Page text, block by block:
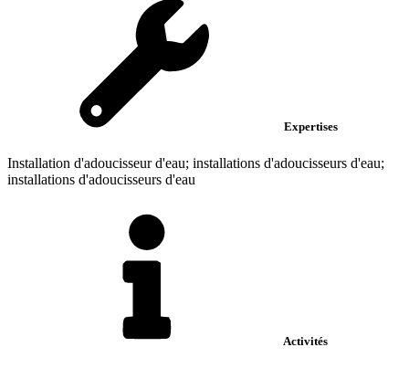
Expertises
Installation d'adoucisseur d'eau; installations d'adoucisseurs d'eau;
installations d'adoucisseurs d'eau
Activités